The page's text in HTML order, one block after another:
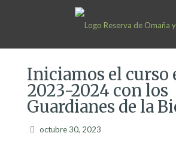
Iniciamos el curso
2023-2024 con los
Guardianes de la
octubre 30, 2023